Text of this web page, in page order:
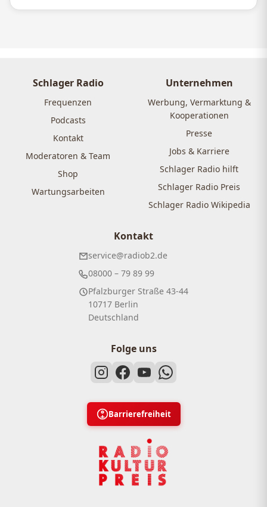
Schlager Radio
Frequenzen
Podcasts
Kontakt
Moderatoren & Team
Shop
Wartungsarbeiten
Unternehmen
Werbung, Vermarktung &
Kooperationen
Presse
Jobs & Karriere
Schlager Radio hilft
Schlager Radio Preis
Schlager Radio Wikipedia
Kontakt
service@radiob2.de
08000 – 79 89 99
Pfalzburger Straße 43-44
10717 Berlin
Deutschland
Folge uns
Barrierefreiheit